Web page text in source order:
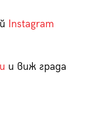
Instagram
и виж града